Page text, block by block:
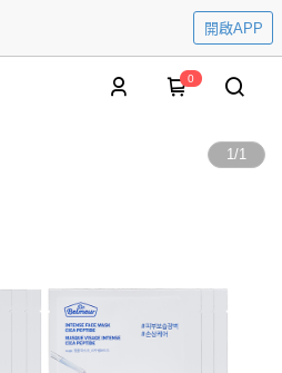
開啟APP
0
1/1